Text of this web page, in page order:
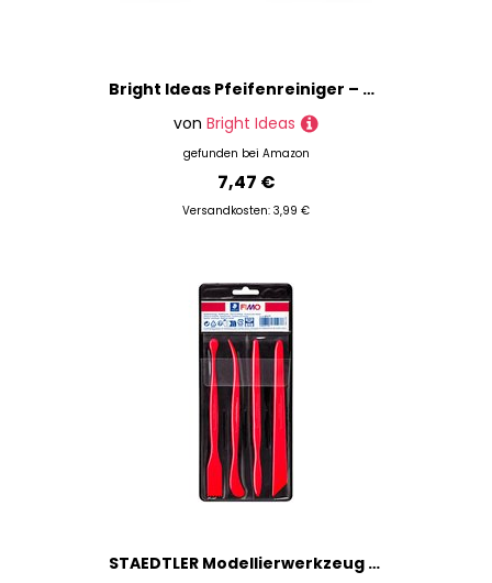
Bright Ideas Pfeifenreiniger – Glitzerlametta PK100 lang, sortiert, 30 cm x 6 mm, mehrfarbige Pfeifenreiniger, Kunst und Handwerk, grün, blau, rot, gold, silber, helle Lametta-Reiniger zum Basteln,
von Bright Ideas
gefunden bei Amazon
7,47 €
Versandkosten: 3,99 €
STAEDTLER Modellierwerkzeug rot 4er Set, 1 Pack